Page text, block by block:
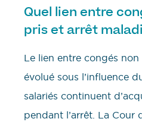
Quel lien entre
pris et arrêt
Le lien entre congés
évolué sous l’influence
salariés continuent
pendant l’arrêt. La Cour